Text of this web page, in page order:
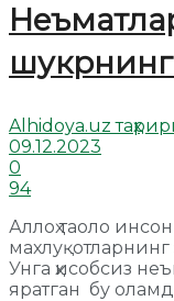
Alhidoya.uz
09.12.2023
0
94
Аллоҳ таоло
Унга ҳисобсиз
яратган бу